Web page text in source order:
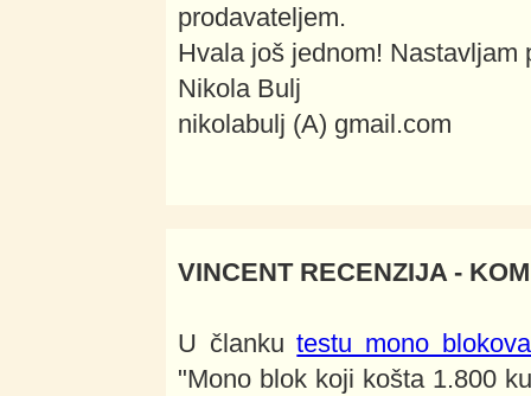
prodavateljem.
Hvala još jednom! Nastavljam
Nikola Bulj
nikolabulj (A) gmail.com
VINCENT RECENZIJA -
U člankutestu mono
"Mono blok koji košta 1.800